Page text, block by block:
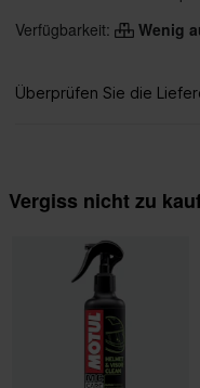
Verfügbarkeit:
Wenig
Vergiss nicht zu